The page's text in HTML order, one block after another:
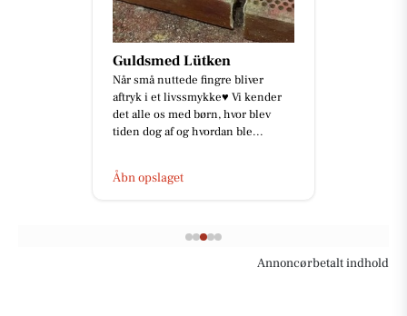
Guldsmed Lütken
Når små nuttede fingre bliver
aftryk i et livssmykke♥️ Vi kender
det alle os med børn, hvor blev
tiden dog af og hvordan ble...
Åbn opslaget
Annoncørbetalt indhold